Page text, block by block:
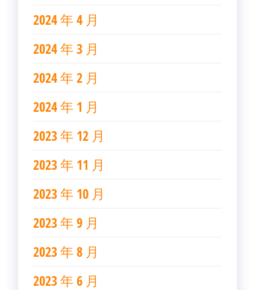
2024 年 4 月
2024 年 3 月
2024 年 2 月
2024 年 1 月
2023 年 12 月
2023 年 11 月
2023 年 10 月
2023 年 9 月
2023 年 8 月
2023 年 6 月